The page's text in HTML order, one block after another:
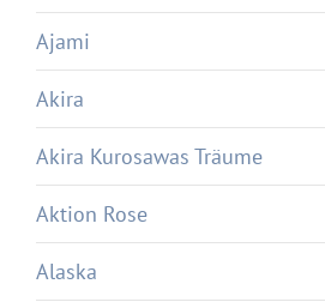
Ajami
Akira
Akira Kurosawas Träume
Aktion Rose
Alaska